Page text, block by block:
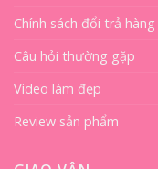
Chính sách đổi trả hàng
Câu hỏi thường gặp
Video làm đẹp
Review sản phẩm